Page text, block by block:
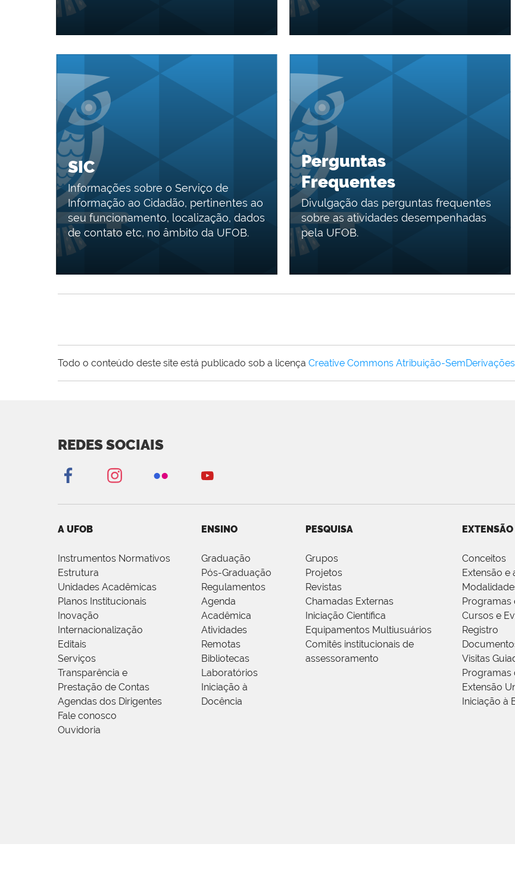
SIC
Informações sobre o Serviço de
Informação ao Cidadão, pertinentes ao
seu funcionamento, localização, dados
de contato etc, no âmbito da UFOB.
Perguntas
Frequentes
Divulgação das perguntas frequentes
sobre as atividades desempenhadas
pela UFOB.
Todo o conteúdo deste site está publicado sob a licença Creative Commons Atribuição-
REDES SOCIAIS
A UFOB
Instrumentos Normativos
Estrutura
Unidades Acadêmicas
Planos Institucionais
Inovação
Internacionalização
Editais
Serviços
Transparência e
Prestação de Contas
Agendas dos Dirigentes
Fale conosco
Ouvidoria
ENSINO
Graduação
Pós-Graduação
Regulamentos
Agenda
Acadêmica
Atividades
Remotas
Bibliotecas
Laboratórios
Iniciação à
Docência
PESQUISA
Grupos
Projetos
Revistas
Chamadas Externas
Iniciação Científica
Equipamentos Multiusuários
Comitês institucionais de
assessoramento
EXTENSÃO
Conceitos
Extensão e
Programas
Cursos e
Registro
Visitas
Programas
Extensão
Iniciação à